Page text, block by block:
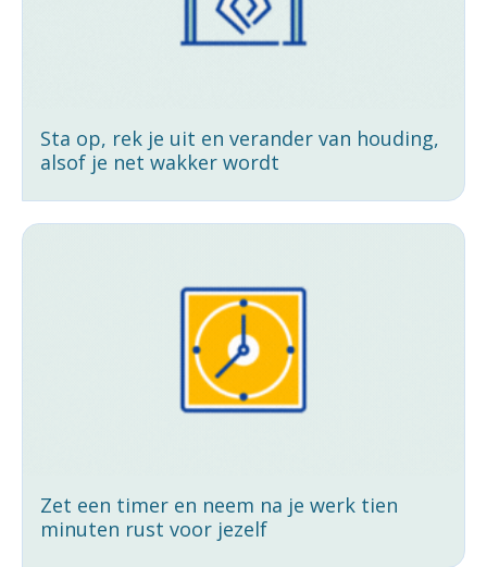
Sta op, rek je uit en verander van houding,
alsof je net wakker wordt
Zet een timer en neem na je werk tien
minuten rust voor jezelf